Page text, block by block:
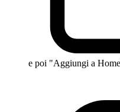
e poi "Aggiungi a